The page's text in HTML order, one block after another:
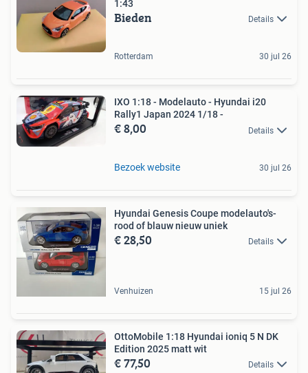
1:43
Bieden Details
Rotterdam 30 jul 26
IXO 1:18 - Modelauto - Hyundai i20
Rally1 Japan 2024 1/18 -
€ 8,00 Details
Bezoek website 30 jul 26
Hyundai Genesis Coupe modelauto's-
rood of blauw nieuw uniek
€ 28,50 Details
Venhuizen 15 jul 26
OttoMobile 1:18 Hyundai ioniq 5 N DK
Edition 2025 matt wit
€ 77,50 Details